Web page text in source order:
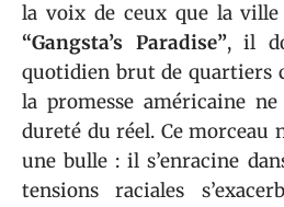
la voix de ceux que la ville
“Gangsta’s Paradise”, il
quotidien brut de quartiers
la promesse américaine
dureté du réel. Ce morceau
une bulle : il s’enracine
tensions raciales